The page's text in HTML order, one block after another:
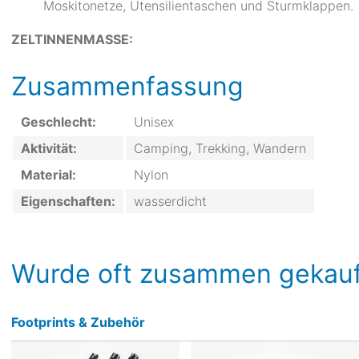
Moskitonetze, Utensilientaschen und Sturmklappen.
ZELTINNENMASSE:
Zusammenfassung
Geschlecht:
Unisex
Aktivität:
Camping, Trekking, Wandern
Material:
Nylon
Eigenschaften:
wasserdicht
Wurde oft zusammen
Footprints & Zubehör